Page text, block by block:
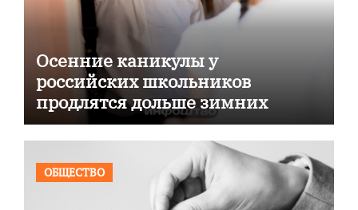
Осенние каникулы у
российских школьников
продлятся дольше зимних
ОБЩЕСТВО